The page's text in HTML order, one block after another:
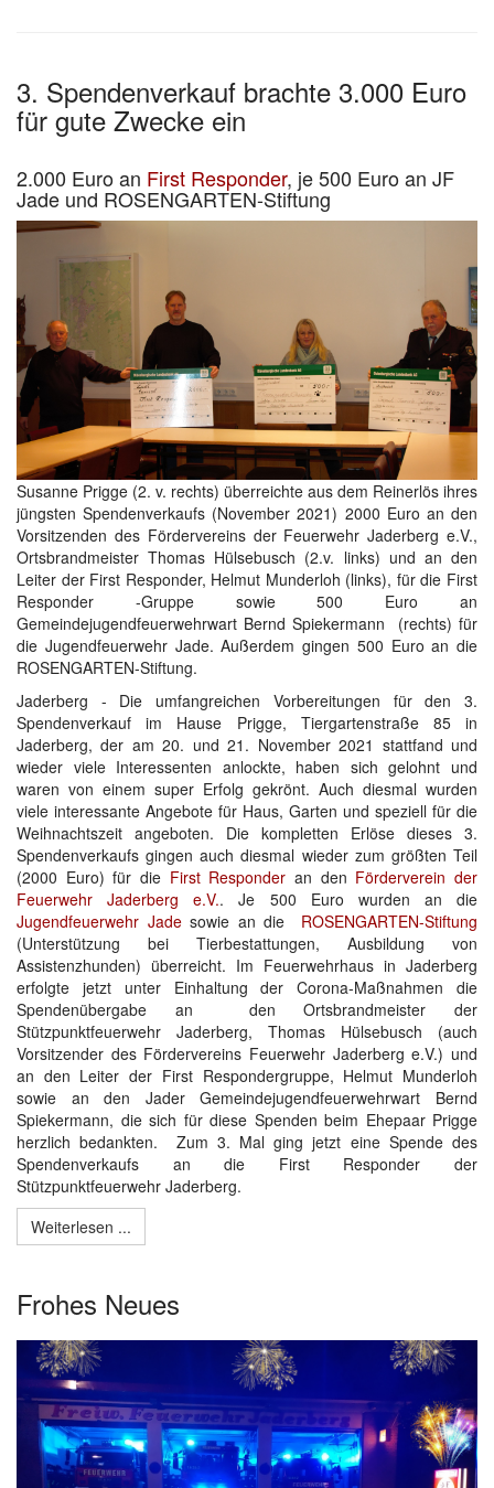
3. Spendenverkauf brachte 3.000 Euro
für gute Zwecke ein
2.000 Euro an First Responder, je 500 Euro an JF
Jade und ROSENGARTEN-Stiftung
Susanne Prigge (2. v. rechts) überreichte aus dem Reinerlös ihres
jüngsten Spendenverkaufs (November 2021) 2000 Euro an den
Vorsitzenden des Fördervereins der Feuerwehr Jaderberg e.V.,
Ortsbrandmeister Thomas Hülsebusch (2.v. links) und an den
Leiter der First Responder, Helmut Munderloh (links), für die First
Responder -Gruppe sowie 500 Euro an
Gemeindejugendfeuerwehrwart Bernd Spiekermann (rechts) für
die Jugendfeuerwehr Jade. Außerdem gingen 500 Euro an die
ROSENGARTEN-Stiftung.
Jaderberg - Die umfangreichen Vorbereitungen für den 3.
Spendenverkauf im Hause Prigge, Tiergartenstraße 85 in
Jaderberg, der am 20. und 21. November 2021 stattfand und
wieder viele Interessenten anlockte, haben sich gelohnt und
waren von einem super Erfolg gekrönt. Auch diesmal wurden
viele interessante Angebote für Haus, Garten und speziell für die
Weihnachtszeit angeboten. Die kompletten Erlöse dieses 3.
Spendenverkaufs gingen auch diesmal wieder zum größten Teil
(2000 Euro) für die First Responder an den Förderverein der
Feuerwehr Jaderberg e.V.. Je 500 Euro wurden an die
Jugendfeuerwehr Jadesowie an die ROSENGARTEN-Stiftung
(Unterstützung bei Tierbestattungen, Ausbildung von
Assistenzhunden) überreicht. Im Feuerwehrhaus in Jaderberg
erfolgte jetzt unter Einhaltung der Corona-Maßnahmen die
Spendenübergabe an den Ortsbrandmeister der
Stützpunktfeuerwehr Jaderberg, Thomas Hülsebusch (auch
Vorsitzender des Fördervereins Feuerwehr Jaderberg e.V.) und
an den Leiter der First Respondergruppe, Helmut Munderloh
sowie an den Jader Gemeindejugendfeuerwehrwart Bernd
Spiekermann, die sich für diese Spenden beim Ehepaar Prigge
herzlich bedankten. Zum 3. Mal ging jetzt eine Spende des
Spendenverkaufs an die First Responder der
Stützpunktfeuerwehr Jaderberg.
Weiterlesen ...
Frohes Neues